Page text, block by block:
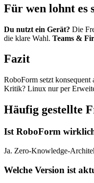
Für wen lohnt es
Du nutzt ein Gerät? Die
die klare Wahl. Teams &
Fazit
RoboForm setzt
Kritik? Linux nur per
Häufig gestellte
Ist RoboForm
Ja. Zero-Knowledge-
Welche Version ist